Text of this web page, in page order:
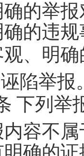
确的举
确的违
观、明
陷举报
下列举
内容不